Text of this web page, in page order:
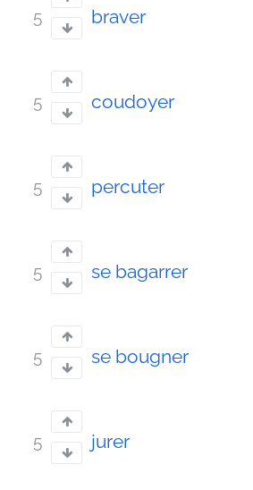
5 braver
5 coudoyer
5 percuter
5 se bagarrer
5 se bougner
5 jurer